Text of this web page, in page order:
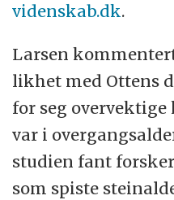
videnskab.dk.
Larsen
likhet med Ottens
for seg overvektige
var i
studien fant
som spiste